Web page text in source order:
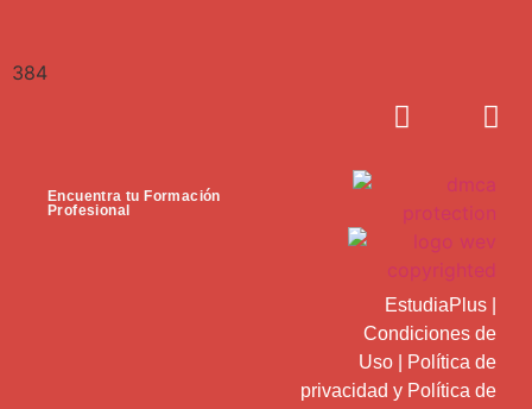
384
Encuentra tu Formación
Profesional
EstudiaPlus
Condiciones de
Uso
Política de
privacidad y Política de